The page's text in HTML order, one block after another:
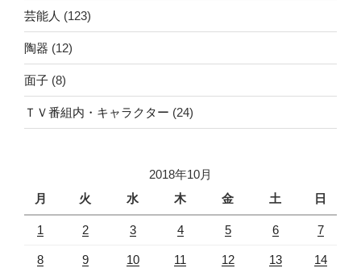
芸能人 (123)
陶器 (12)
面子 (8)
ＴＶ番組内・キャラクター (24)
2018年10月
月
火 水 木 金 土 日
1 2 3 4 5 6 7
8 9 10 11 12 13 14